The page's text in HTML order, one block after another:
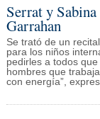
Serrat y
Garrahan
Se trató de un
para los niños
pedirles a todos
hombres que
con energía”,